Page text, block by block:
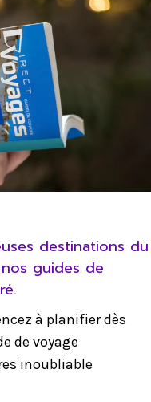
destinations du
guides de
à planifier dès
de voyage
inoubliable